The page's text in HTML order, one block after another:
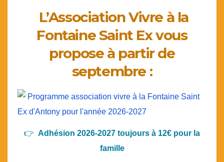
L’Association Vivre à la
Fontaine Saint Ex vous
propose à partir de
septembre :
👉 Adhésion 2026-2027 toujours à 12€ pour la
famille